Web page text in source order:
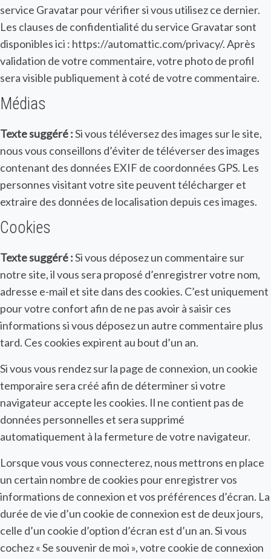
service Gravatar pour vérifier si vous utilisez ce dernier.
Les clauses de confidentialité du service Gravatar sont
disponibles ici : https://automattic.com/privacy/. Après
validation de votre commentaire, votre photo de profil
sera visible publiquement à coté de votre commentaire.
Médias
Texte suggéré :Si vous téléversez des images sur le site,
nous vous conseillons d’éviter de téléverser des images
contenant des données EXIF de coordonnées GPS. Les
personnes visitant votre site peuvent télécharger et
extraire des données de localisation depuis ces images.
Cookies
Texte suggéré :Si vous déposez un commentaire sur
notre site, il vous sera proposé d’enregistrer votre nom,
adresse e-mail et site dans des cookies. C’est uniquement
pour votre confort afin de ne pas avoir à saisir ces
informations si vous déposez un autre commentaire plus
tard. Ces cookies expirent au bout d’un an.
Si vous vous rendez sur la page de connexion, un cookie
temporaire sera créé afin de déterminer si votre
navigateur accepte les cookies. Il ne contient pas de
données personnelles et sera supprimé
automatiquement à la fermeture de votre navigateur.
Lorsque vous vous connecterez, nous mettrons en place
un certain nombre de cookies pour enregistrer vos
informations de connexion et vos préférences d’écran. La
durée de vie d’un cookie de connexion est de deux jours,
celle d’un cookie d’option d’écran est d’un an. Si vous
cochez « Se souvenir de moi », votre cookie de connexion